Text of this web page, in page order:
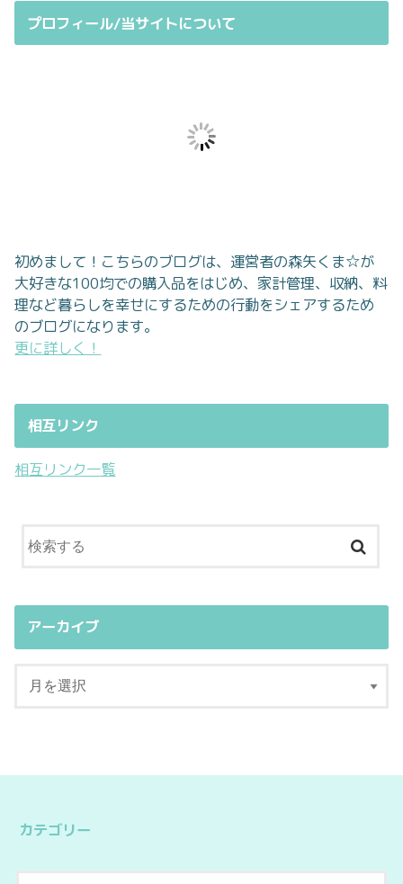
プロフィール/当サイトについて
初めまして！こちらのブログは、運営者の森矢くま☆が
大好きな100均での購入品をはじめ、家計管理、収納、料
理など暮らしを幸せにするための行動をシェアするため
のブログになります。
更に詳しく！
相互リンク
相互リンク一覧
アーカイブ
カテゴリー